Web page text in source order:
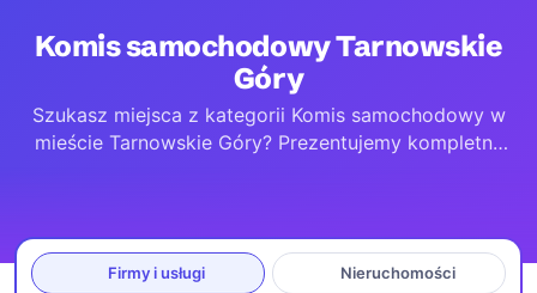
Komis samochodowy Tarnowskie
Góry
Szukasz miejsca z kategorii Komis samochodowy w
mieście Tarnowskie Góry? Prezentujemy kompletny
Wszystkie informacje są na bieżąco aktualizowane,
byś mógł łatwo dotrzeć do wybranego miejsca.
Firmy i usługi Nieruchomości